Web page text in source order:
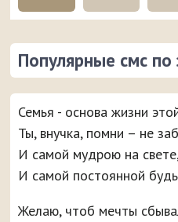
Популярные смс по
Семья - основа жизни
Ты, внучка, помни – не
И самой мудрою на
И самой постоянной
Желаю, чтоб мечты